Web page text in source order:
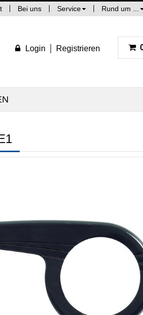
Bei uns Service Rund um ...
Login Registrieren